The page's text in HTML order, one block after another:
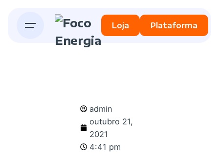
Loja Plataforma
admin
outubro 21,
2021
4:41 pm